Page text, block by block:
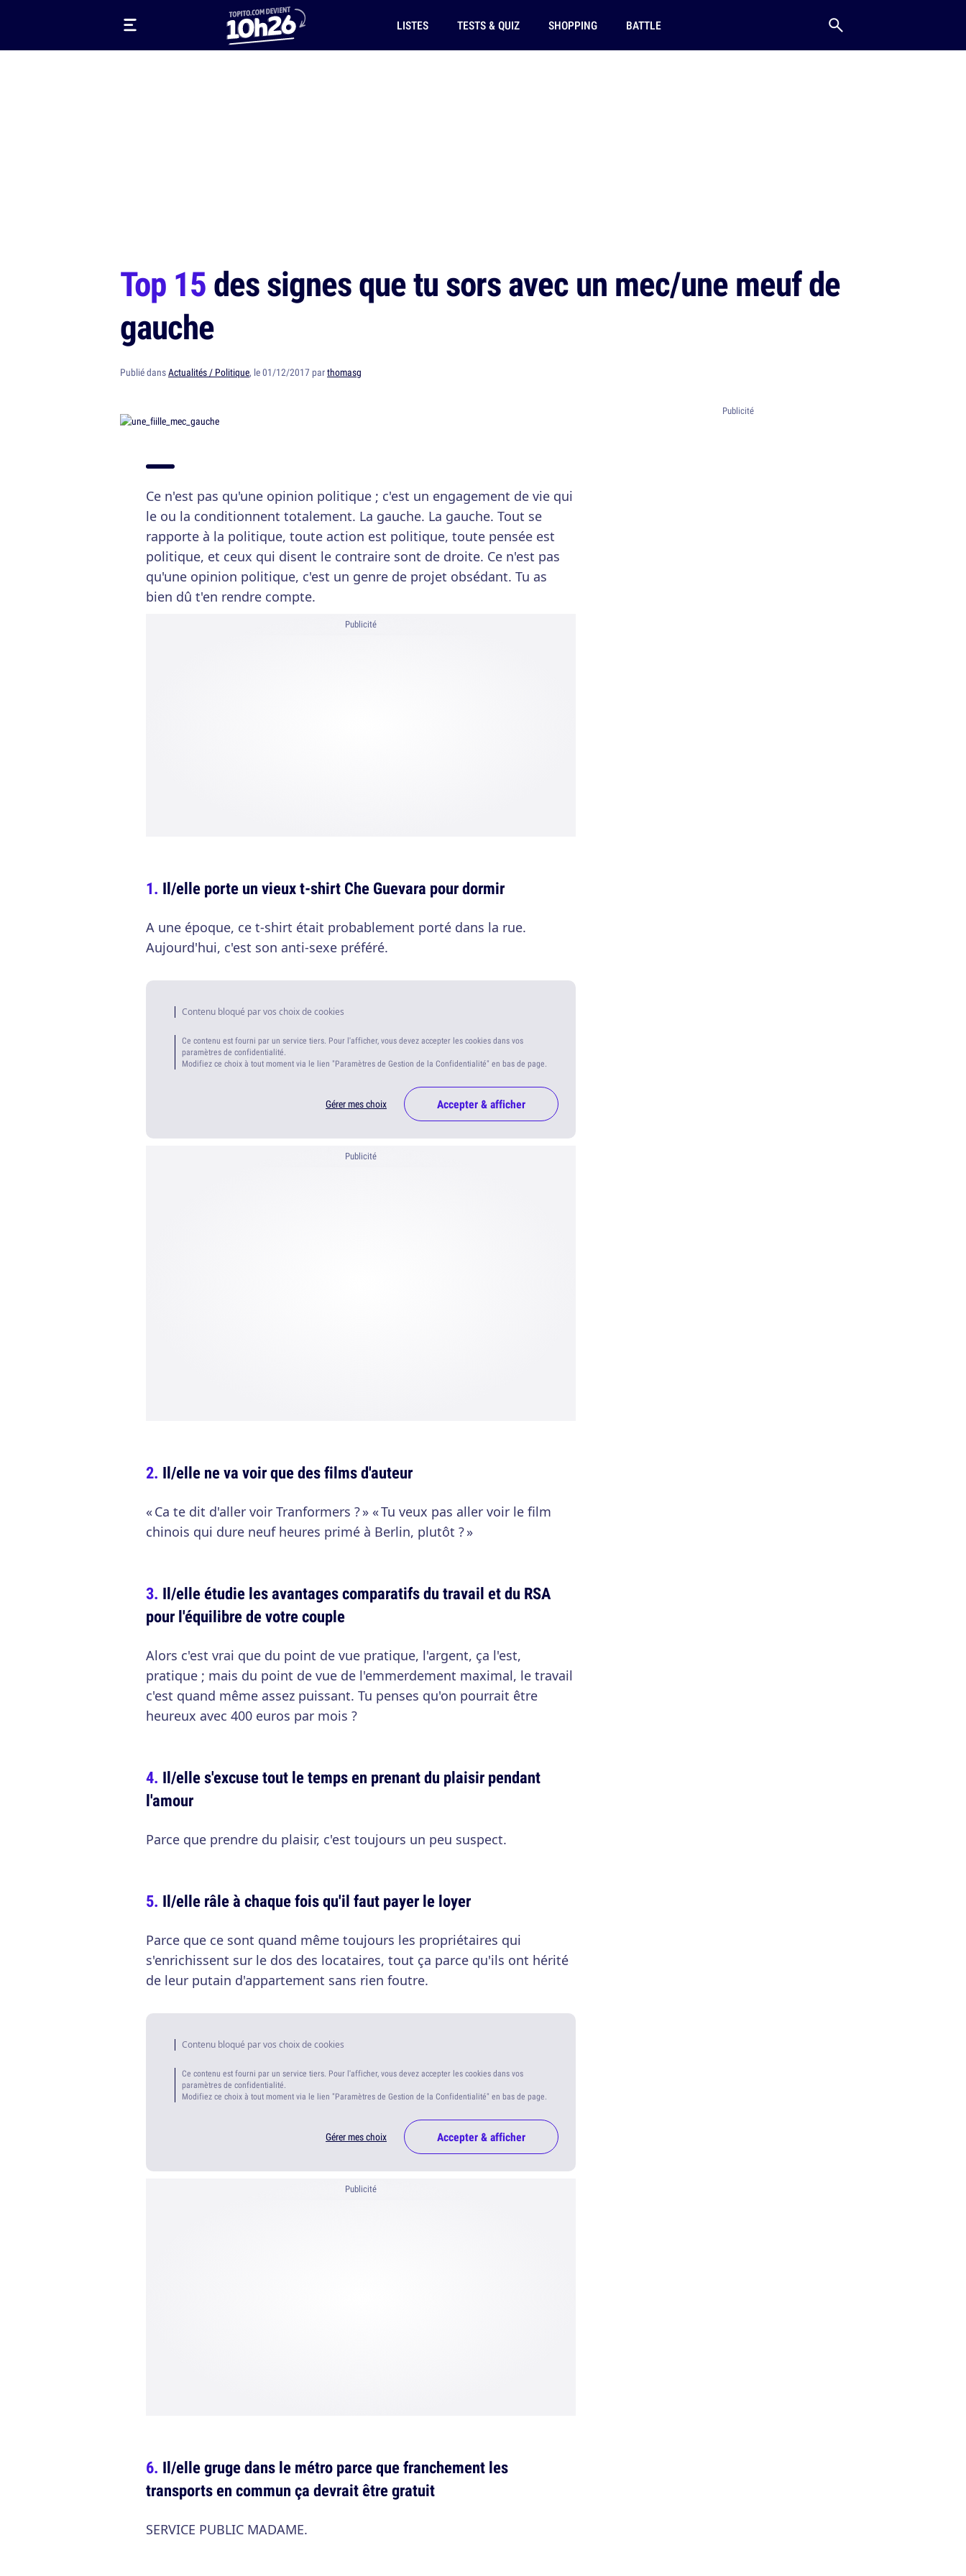
LISTES TESTS & QUIZ SHOPPING BATTLE
Top 15des signes que tu sors avec un mec/une meuf de
gauche
Publié dansActualités / Politique, le 01/12/2017 parthomasg
Ce n'est pas qu'une opinion politique ; c'est un engagement de vie qui
le ou la conditionnent totalement. La gauche. La gauche. Tout se
rapporte à la politique, toute action est politique, toute pensée est
politique, et ceux qui disent le contraire sont de droite. Ce n'est pas
qu'une opinion politique, c'est un genre de projet obsédant. Tu as
bien dû t'en rendre compte.
Publicité
Il/elle porte un vieux t-shirt Che Guevara pour dormir
A une époque, ce t-shirt était probablement porté dans la rue.
Aujourd'hui, c'est son anti-sexe préféré.
Contenu bloqué par vos choix de cookies
Ce contenu est fourni par un service tiers. Pour l'afficher, vous devez accepter les cookies dans vos
paramètres de confidentialité.
Modifiez ce choix à tout moment via le lien "Paramètres de Gestion de la Confidentialité" en bas de page.
Gérer mes choix Accepter & afficher
Publicité
Il/elle ne va voir que des films d'auteur
« Ca te dit d'aller voir Tranformers ? » « Tu veux pas aller voir le film
chinois qui dure neuf heures primé à Berlin, plutôt ? »
Il/elle étudie les avantages comparatifs du travail et du RSA
pour l'équilibre de votre couple
Alors c'est vrai que du point de vue pratique, l'argent, ça l'est,
pratique ; mais du point de vue de l'emmerdement maximal, le travail
c'est quand même assez puissant. Tu penses qu'on pourrait être
heureux avec 400 euros par mois ?
Il/elle s'excuse tout le temps en prenant du plaisir pendant
l'amour
Parce que prendre du plaisir, c'est toujours un peu suspect.
Il/elle râle à chaque fois qu'il faut payer le loyer
Parce que ce sont quand même toujours les propriétaires qui
s'enrichissent sur le dos des locataires, tout ça parce qu'ils ont hérité
de leur putain d'appartement sans rien foutre.
Contenu bloqué par vos choix de cookies
Ce contenu est fourni par un service tiers. Pour l'afficher, vous devez accepter les cookies dans vos
paramètres de confidentialité.
Modifiez ce choix à tout moment via le lien "Paramètres de Gestion de la Confidentialité" en bas de page.
Gérer mes choix Accepter & afficher
Publicité
Il/elle gruge dans le métro parce que franchement les
transports en commun ça devrait être gratuit
SERVICE PUBLIC MADAME.